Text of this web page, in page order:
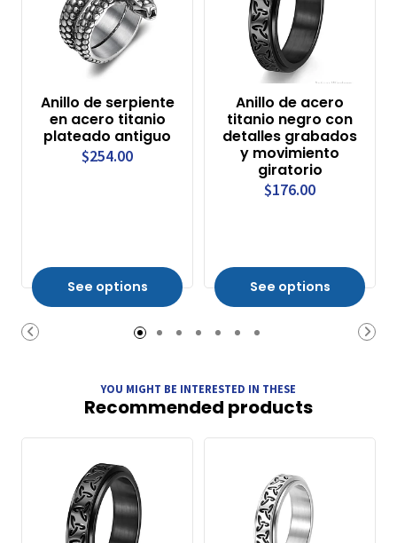
Anillo de serpiente
en acero titanio
plateado antiguo
$254.00
See options
Anillo de acero
titanio negro con
detalles grabados
y movimiento
giratorio
$176.00
See options
YOU MIGHT BE INTERESTED IN THESE
Recommended products